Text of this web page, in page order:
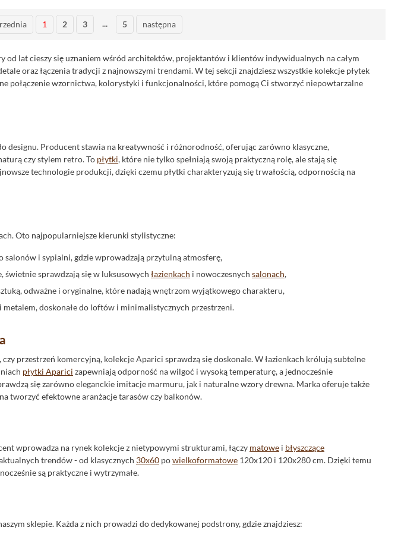
1 2 3 ... 5 następna
od lat cieszy się uznaniem wśród architektów, projektantów i klientów indywidualnych na całym
oraz łączenia tradycji z najnowszymi trendami. W tej sekcji znajdziesz wszystkie kolekcje płytek
połączenie wzornictwa, kolorystyki i funkcjonalności, które pomogą Ci stworzyć niepowtarzalne
Producent stawia na kreatywność i różnorodność, oferując zarówno klasyczne,
czy stylem retro. To płytki, które nie tylko spełniają swoją praktyczną rolę, ale stają się
technologie produkcji, dzięki czemu płytki charakteryzują się trwałością, odpornością na
Oto najpopularniejsze kierunki stylistyczne:
salonów i sypialni, gdzie wprowadzają przytulną atmosferę,
świetnie sprawdzają się w luksusowych łazienkach i nowoczesnych salonach,
odważne i oryginalne, które nadają wnętrzom wyjątkowego charakteru,
doskonałe do loftów i minimalistycznych przestrzeni.
czy przestrzeń komercyjną, kolekcje Aparici sprawdzą się doskonale. W łazienkach królują subtelne
płytki Aparici zapewniają odporność na wilgoć i wysoką temperaturę, a jednocześnie
się zarówno eleganckie imitacje marmuru, jak i naturalne wzory drewna. Marka oferuje także
tworzyć efektowne aranżacje tarasów czy balkonów.
wprowadza na rynek kolekcje z nietypowymi strukturami, łączy matowe i błyszczące
trendów - od klasycznych 30x60 powielkoformatowe 120x120 i 120x280 cm. Dzięki temu
są praktyczne i wytrzymałe.
sklepie. Każda z nich prowadzi do dedykowanej podstrony, gdzie znajdziesz: